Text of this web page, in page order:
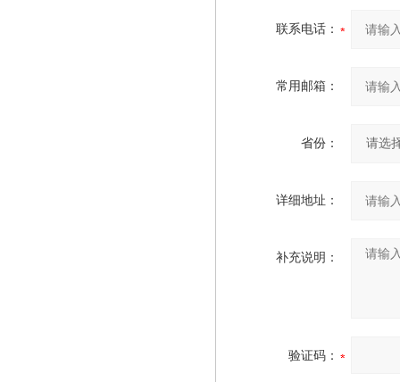
联系电话：
常用邮箱：
省份：
详细地址：
补充说明：
验证码：